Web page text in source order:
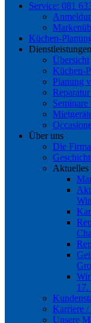
Service: 081
Küchen-
Dienstleistungen
Übersicht
Küchen-
Planung
Über uns
Die Firma
Aktuelles
Karriere /
Unsere